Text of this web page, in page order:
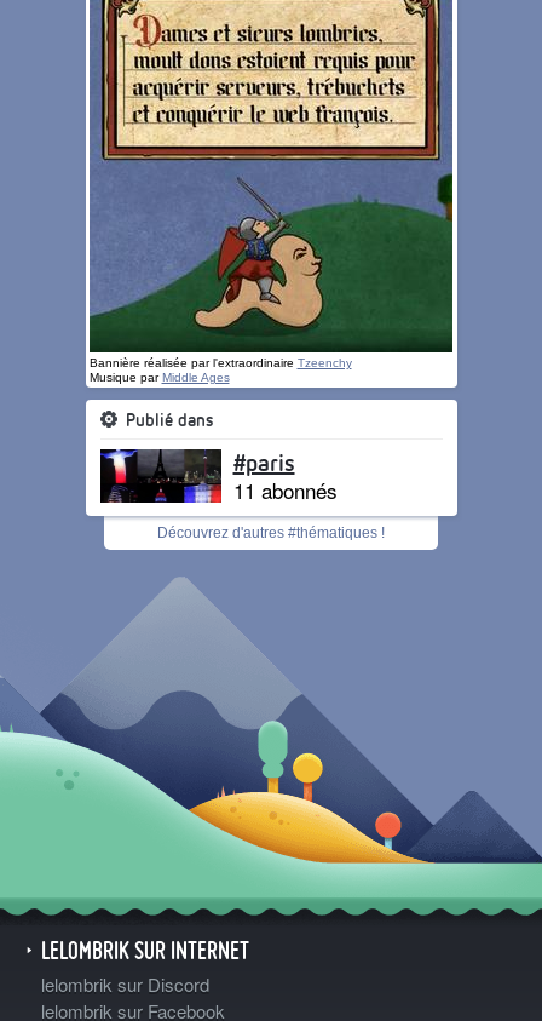
Bannière réalisée par l'extraordinaire Tzeenchy
Musique parMiddle Ages
Publié dans
#paris
11 abonnés
Découvrez d'autres #thématiques !
LELOMBRIK SUR INTERNET
lelombrik sur Discord
lelombrik sur Facebook